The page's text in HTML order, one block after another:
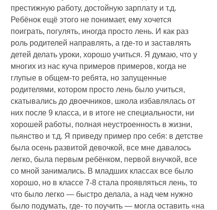
престижную работу, достойную зарплату и т.д.
Ребёнок ещё этого не понимает, ему хочется
поиграть, погулять, иногда просто лень. И как раз
роль родителей направлять, а где-то и заставлять
детей делать уроки, хорошо учиться. Я думаю, что у
многих из нас куча примеров примеров, когда не
глупые в общем-то ребята, но запущенные
родителями, котором просто лень было учиться,
скатывались до двоечников, школа избавлялась от
них после 9 класса, и в итоге не специальности, ни
хорошей работы, полная неустроенность в жизни,
пьянство и т.д. Я приведу пример про себя: в детстве
была осень развитой девочкой, все мне давалось
легко, была первым ребёнком, первой внучкой, все
со мной занимались. В младших классах все было
хорошо, но в классе 7-8 стала проявляться лень, то
что было легко — быстро делала, а над чем нужно
было подумать, где- то поучить — могла оставить «на